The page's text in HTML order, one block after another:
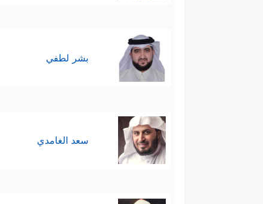
بشر لطفي
سعد الغامدي